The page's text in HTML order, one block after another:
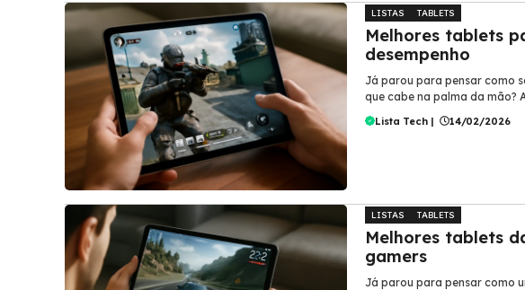
LISTAS TABLETS
Melhores tablets
desempenho
Já parou para pensar como
que cabe na palma da mão?
Lista Tech | 14/02/2026
LISTAS TABLETS
Melhores tablets
gamers
Já parou para pensar como